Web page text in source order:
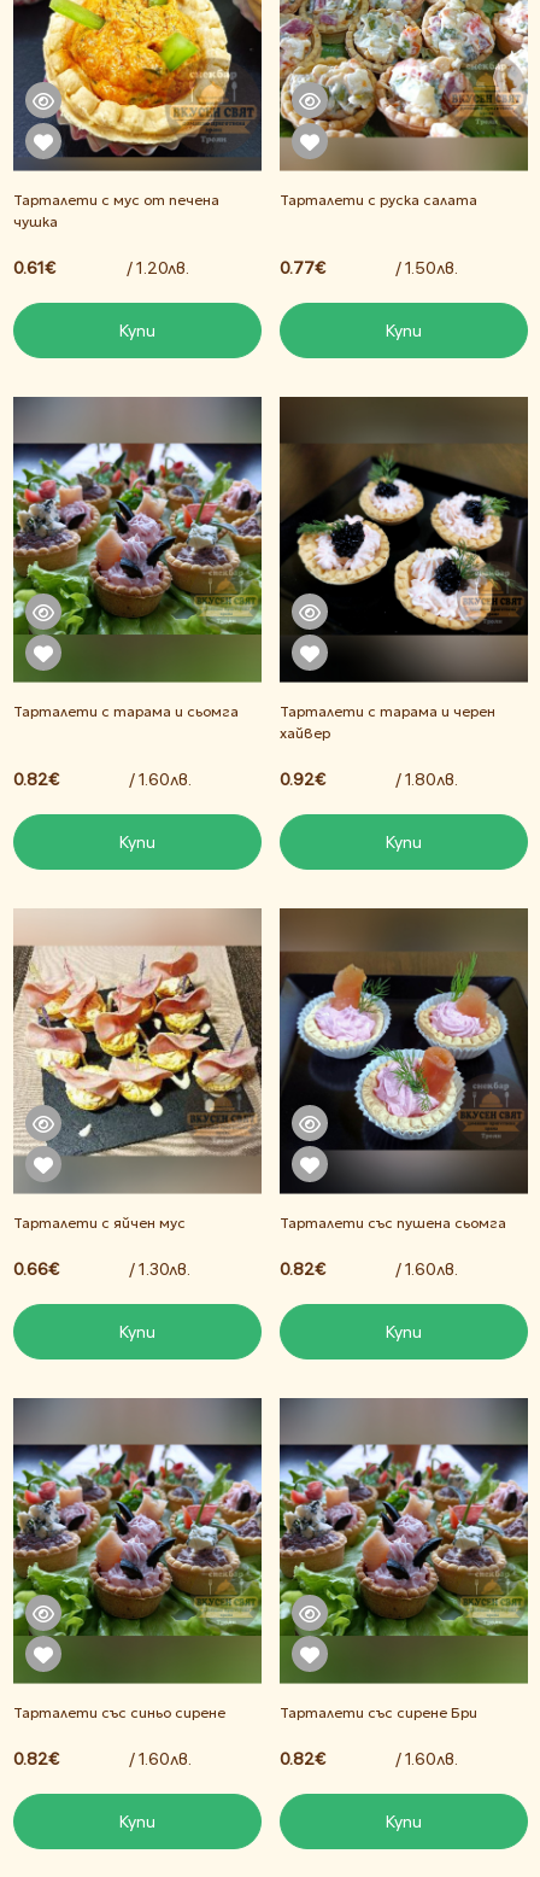
Тарталети с мус от печена
чушка
0.61€ / 1.20лв.
Купи
Тарталети с руска салата
0.77€ / 1.50лв.
Купи
Тарталети с тарама и сьомга
0.82€ / 1.60лв.
Купи
Тарталети с тарама и черен
хайвер
0.92€ / 1.80лв.
Купи
Тарталети с яйчен мус
0.66€ / 1.30лв.
Купи
Тарталети със пушена сьомга
0.82€ / 1.60лв.
Купи
Тарталети със синьо сирене
0.82€ / 1.60лв.
Купи
Тарталети със сирене Бри
0.82€ / 1.60лв.
Купи